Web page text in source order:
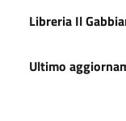
Libreria Il
Ultimo